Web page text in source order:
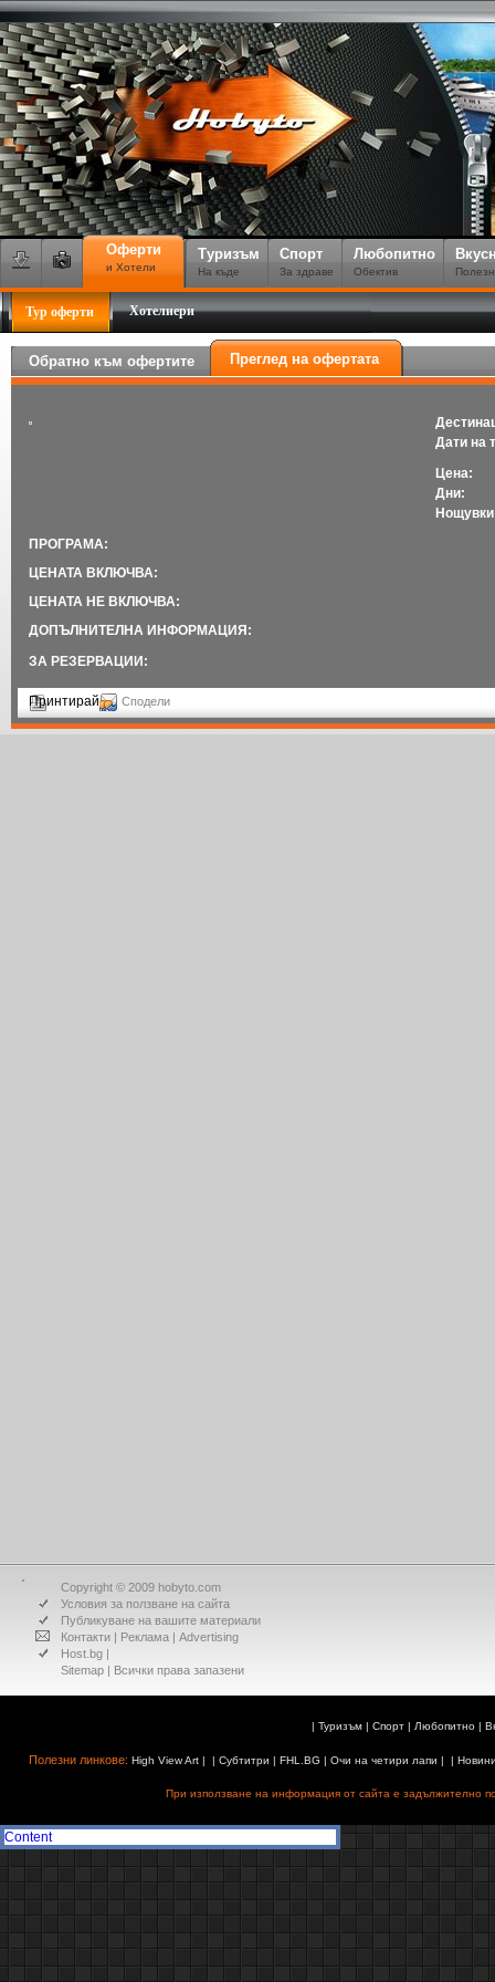
Оферти
и Хотели
Туризъм
На къде
Спорт
За здраве
Любопитно
Обектив
Тур оферти Хотелиери
Обратно към офертите Преглед на офертата
Дати на
Цена:
Дни:
ПРОГРАМА:
ЦЕНАТА ВКЛЮЧВА:
ЦЕНАТА НЕ ВКЛЮЧВА:
ДОПЪЛНИТЕЛНА ИНФОРМАЦИЯ:
ЗА РЕЗЕРВАЦИИ:
Принтирай Сподели
Copyright © 2009 hobyto.com
Условия за ползване на сайта
Публикуване на вашите материали
Контакти | Реклама | Advertising
Host.bg |
Sitemap | Всички права запазени
| Туризъм| Спорт| Любопитно|
Полезни линкове: High View Art| | Субтитри | FHL.BG | Очи на четири лапи | |
При използване на информация от сайта е задължително
Content